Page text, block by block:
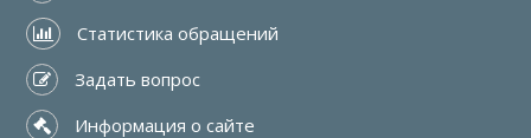
Статистика обращений
Задать вопрос
Информация о сайте